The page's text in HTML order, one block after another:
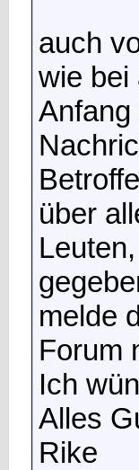
auch
wie bei
über
melde
Forum
Ich
Alles
Rike